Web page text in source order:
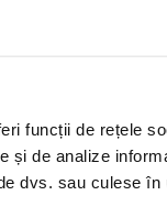
funcții de rețele
și de analize
dvs. sau culese